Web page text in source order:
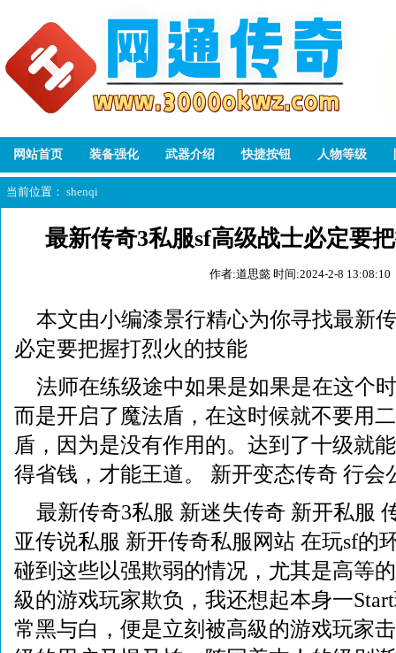
网站首页 装备强化 武器介绍 快捷按钮 人物等级
当前位置： shenqi
最新传奇3私服sf高级战士必定要
作者:道思懿 时间:2024-2-8 13:08:10
本文由小编漆景行精心为你寻找最新
必定要把握打烈火的技能
法师在练级途中如果是如果是在这个
而是开启了魔法盾，在这时候就不要用
盾，因为是没有作用的。达到了十级就
得省钱，才能王道。 新开变态传奇 行会
最新传奇3私服 新迷失传奇 新开私服
亚传说私服 新开传奇私服网站 在玩sf的
碰到这些以强欺弱的情况，尤其是高等
級的游戏玩家欺负，我还想起本身一
常黑与白，便是立刻被高級的游戏玩家